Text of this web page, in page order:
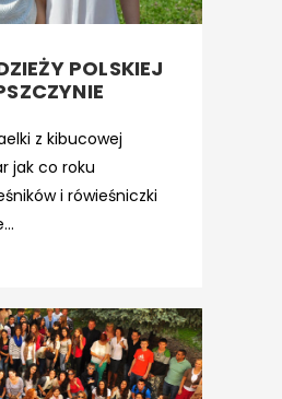
POLSKIEJ
z kibucowej
jak co roku
i rówieśniczki